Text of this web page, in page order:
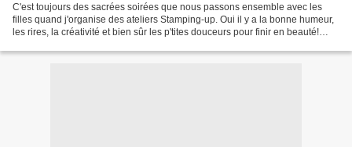
C'est toujours des sacrées soirées que nous passons ensemble avec les
filles quand j'organise des ateliers Stamping-up. Oui il y a la bonne humeur,
les rires, la créativité et bien sûr les p'tites douceurs pour finir en beauté!